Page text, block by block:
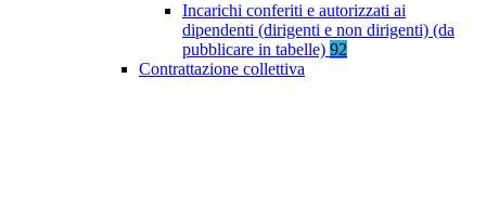
Incarichi conferiti e autorizzati ai
dipendenti (dirigenti e non dirigenti) (da
pubblicare in tabelle) 92
Contrattazione collettiva